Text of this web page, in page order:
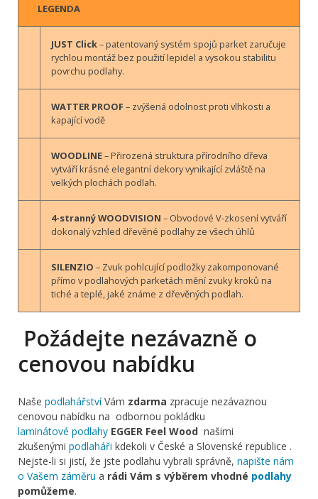
LEGENDA
JUST Click– patentovaný systém spojů parket zaručuje
rychlou montáž bez použití lepidel a vysokou stabilitu
povrchu podlahy.
WATTER PROOF – zvýšená odolnost proti vlhkosti a
kapající vodě
WOODLINE– Přirozená struktura přírodního dřeva
vytváří krásné elegantní dekory vynikající zvláště na
velkých plochách podlah.
4-stranný WOODVISION – Obvodové V-zkosení vytváří
dokonalý vzhled dřevěné podlahy ze všech úhlů
SILENZIO – Zvuk pohlcující podložky zakomponované
přímo v podlahových parketách mění zvuky kroků na
tiché a teplé, jaké známe z dřevěných podlah.
Požádejte nezávazně o
cenovou nabídku
Naše podlahářstvíVám zdarma zpracuje nezávaznou
cenovou nabídku na odbornou pokládku
laminátové podlahy EGGER Feel Wood našimi
zkušenými podlaháři kdekoli v České a Slovenské republice .
Nejste-li si jistí, že jste podlahu vybrali správně, napište nám
o Vašem záměru a rádi Vám s výběrem vhodné podlahy
pomůžeme.